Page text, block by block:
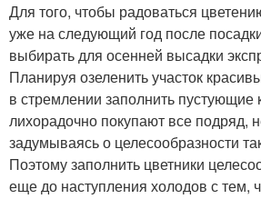
Для того, чтобы радоваться
уже на следующий год после
выбирать для осенней высадки
Планируя озеленить участок
в стремлении заполнить
лихорадочно покупают все подряд,
задумываясь о целесообразности
Поэтому заполнить цветники
еще до наступления холодов с тем,